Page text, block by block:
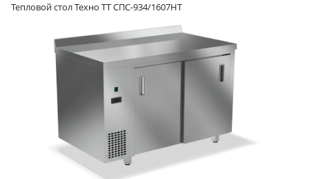
Тепловой стол Техно ТТ СПС-934/1607НТ